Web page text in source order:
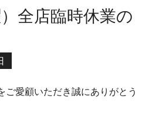
全店臨時休業の
ご愛顧いただき誠にありがとう